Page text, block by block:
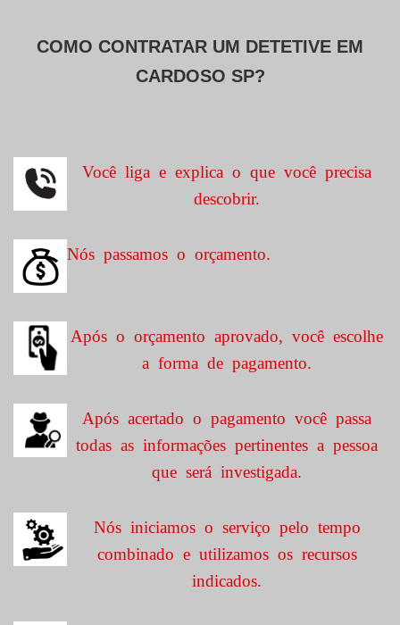
COMO CONTRATAR UM DETETIVE EM
CARDOSO SP?
Você liga e explica o que você precisa
descobrir.
Nós passamos o orçamento.
Após o orçamento aprovado, você escolhe
a forma de pagamento.
Após acertado o pagamento você passa
todas as informações pertinentes a pessoa
que será investigada.
Nós iniciamos o serviço pelo tempo
combinado e utilizamos os recursos
indicados.